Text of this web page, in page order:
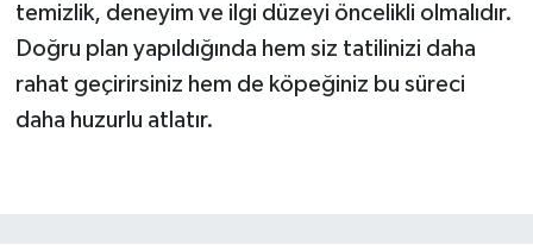
temizlik, deneyim ve ilgi düzeyi öncelikli olmalıdır.
Doğru plan yapıldığında hem siz tatilinizi daha
rahat geçirirsiniz hem de köpeğiniz bu süreci
daha huzurlu atlatır.